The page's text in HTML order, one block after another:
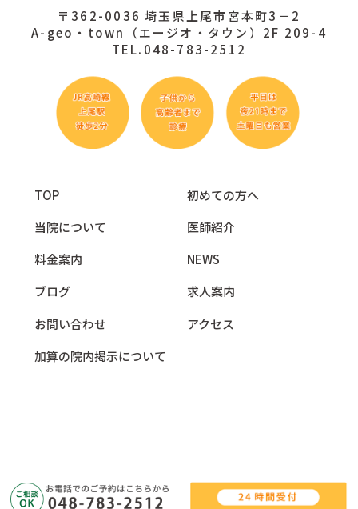
〒362-0036 埼玉県上尾市宮本町3－2
A-geo・town（エージオ・タウン）2F 209-4
TEL.048-783-2512
TOP
初めての方へ
当院について
医師紹介
料金案内
NEWS
ブログ
求人案内
お問い合わせ
アクセス
加算の院内掲示について
©2026 Ageonomori Clinic Ageo Ekimae Branch. All Rights Reserved.